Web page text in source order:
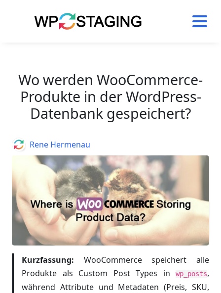
Wo werden WooCommerce-
Produkte in der WordPress-
Datenbank gespeichert?
Kurzfassung: WooCommerce speichert alle
Produkte als Custom Post Types in
wp_posts,
während Attribute und Metadaten (Preis, SKU,
AuthorRene Hermenau